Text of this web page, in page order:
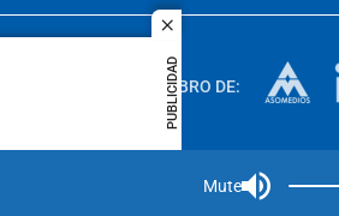
close
PUBLICIDAD
MIEMBRO DE:
Mute